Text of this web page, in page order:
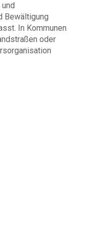
Bewältigung
In Kommunen
oder